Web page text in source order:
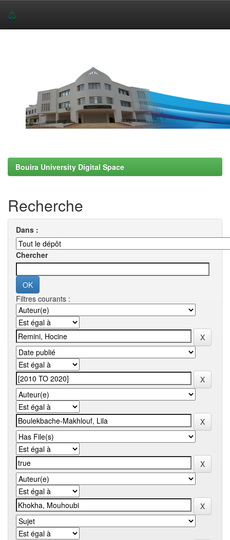
Bouira University Digital Space
Recherche
Dans :
Chercher
Filtres courants :